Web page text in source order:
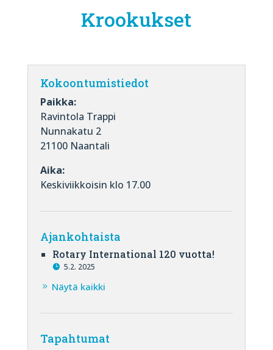
Krookukset
Kokoontumistiedot
Paikka:
Ravintola Trappi
Nunnakatu 2
21100 Naantali
Aika:
Keskiviikkoisin klo 17.00
Ajankohtaista
Rotary International 120 vuotta!
5.2. 2025
Näytä kaikki
Tapahtumat